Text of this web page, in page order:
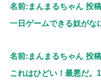
名前:まんまるちゃん 投
一日ゲームできる奴がな
名前:まんまるちゃん 投
これはひどい！最悪だ。